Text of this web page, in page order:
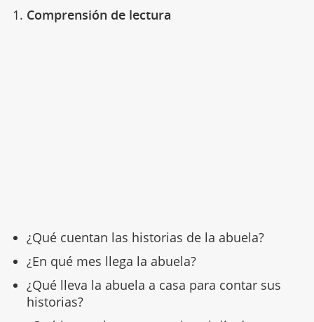
1. Comprensión de lectura
¿Qué cuentan las historias de la abuela?
¿En qué mes llega la abuela?
¿Qué lleva la abuela a casa para contar sus
historias?